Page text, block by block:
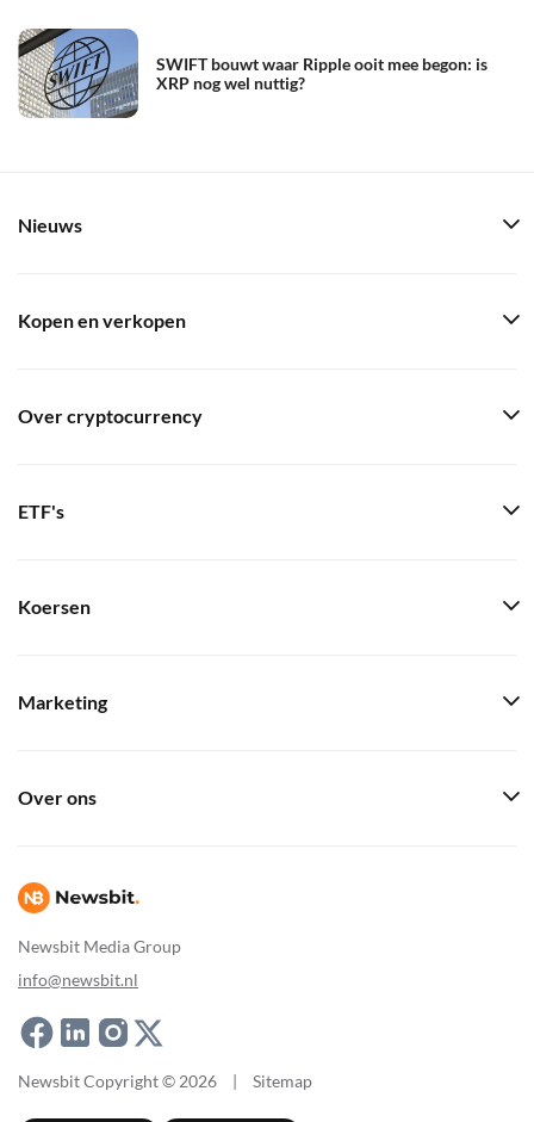
SWIFT bouwt waar Ripple ooit mee begon: is
XRP nog wel nuttig?
Newsbit Media Group
info@newsbit.nl
Nieuws
Kopen en verkopen
Over cryptocurrency
ETF's
Koersen
Marketing
Over ons
Newsbit Copyright © 2026 | Sitemap